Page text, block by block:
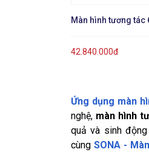
Màn hình tương tác
42.840.000đ
Ứng dụng màn
nghệ, màn hình
quả và sinh
cùng SONA -